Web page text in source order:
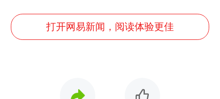
打开网易新闻，阅读体验更佳